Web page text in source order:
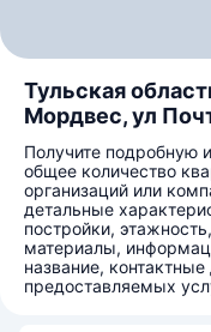
Тульская
Мордвес, ул
Получите подробную
общее количество
организаций или
детальные
постройки,
материалы,
название,
предоставляемых